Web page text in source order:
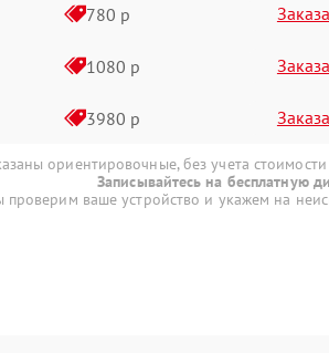
780 р
1080 р
3980 р
ориентировочные, без учета стоимости
Записывайтесь на бесплатную
проверим ваше устройство и укажем на